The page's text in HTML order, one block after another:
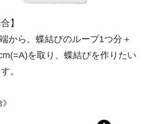
】
から、蝶結びのループ1つ分＋
を取り、蝶結びを作りたい
。